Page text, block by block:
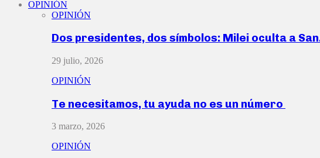
OPINIÓN
OPINIÓN
Dos presidentes, dos símbolos: Milei oculta a
29 julio, 2026
OPINIÓN
Te necesitamos, tu ayuda no es un número
3 marzo, 2026
OPINIÓN